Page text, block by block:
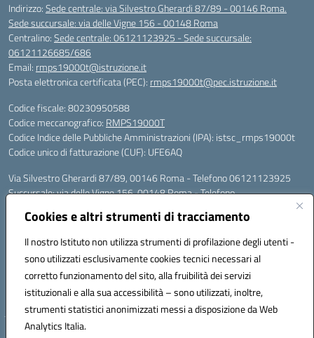
Cookies e altri strumenti di tracciamento
Il nostro Istituto non utilizza strumenti di profilazione degli utenti -
sono utilizzati esclusivamente cookies tecnici necessari al
corretto funzionamento del sito, alla fruibilità dei servizi
istituzionali e alla sua accessibilità – sono utilizzati, inoltre,
strumenti statistici anonimizzati messi a disposizione da Web
Analytics Italia.
Indirizzo:Sede centrale: via Silvestro Gherardi 87/89 - 00146 Roma.
Sede succursale: via delle Vigne 156 - 00148 Roma
Centralino:Sede centrale: 06121123925 - Sede succursale:
06121126685/686
Email: rmps19000t@istruzione.it
Posta elettronica certificata (PEC): rmps19000t@pec.istruzione.it
Codice fiscale: 80230950588
Codice meccanografico: RMPS19000T
Codice Indice delle Pubbliche Amministrazioni (IPA): istsc_rmps19000t
Codice unico di fatturazione (CUF): UFE6AQ
Via Silvestro Gherardi 87/89, 00146 Roma - Telefono 06121123925
Succursale: via delle Vigne 156, 00148 Roma - Telefono
Mail: rmps19000t@istruzione.it - PEC: rmps19000t@pec.istruzione.it
Per contatti con il Dirigente Scolastico, utilizzare esclusivamente
Codice univoco ufficio: UFE6AQ
Codice meccanografico: RMPS19000T
Codice fiscale: 80230950588